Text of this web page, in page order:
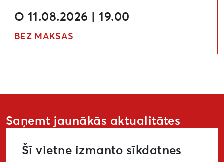
O 11.08.2026 | 19.00
BEZ MAKSAS
Saņemt jaunākās aktualitātes
Šī vietne izmanto sīkdatnes